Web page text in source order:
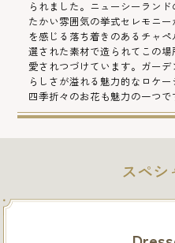
られました。ニューシーラン
たかい雰囲気の挙式セレモニ
を感じる落ち着きのあるチャ
選された素材で造られてこの
愛されつづけています。ガー
らしさが溢れる魅力的なロケ
四季折々のお花も魅力の一つで
スペシ